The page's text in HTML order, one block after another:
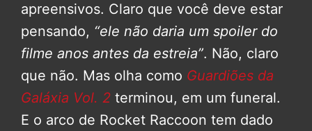
apreensivos. Claro que você deve estar
pensando, “ele não daria um spoiler do
filme anos antes da estreia”. Não, claro
que não. Mas olha como Guardiões da
Galáxia Vol. 2 terminou, em um funeral.
E o arco de Rocket Raccoon tem dado